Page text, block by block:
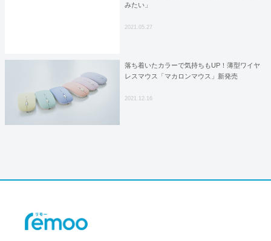
みたい」
2021.05.27
落ち着いたカラーで気持ちもUP！薄型ワイヤ
レスマウス「マカロンマウス」新発売
2021.12.16